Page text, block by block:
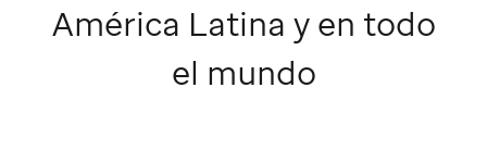
América Latina y en todo
el mundo